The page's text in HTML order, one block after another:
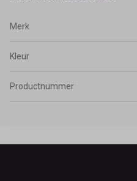
Merk
Kleur
Productnummer